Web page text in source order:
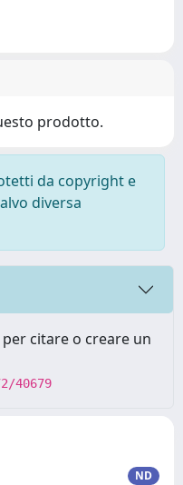
prodotto.
da copyright e
diversa
citare o creare un
40679
ND